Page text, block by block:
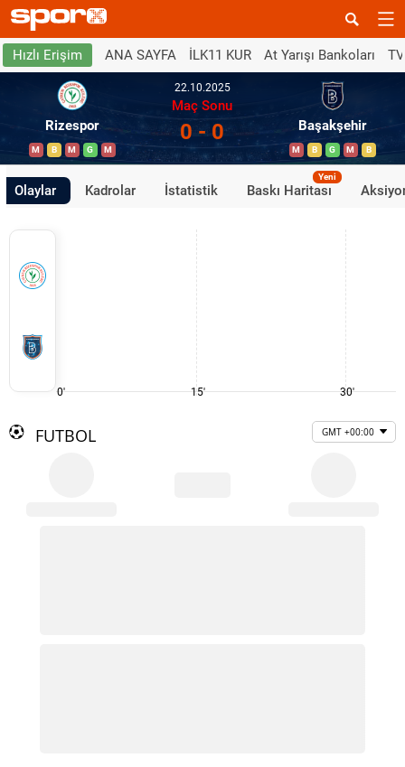
Hızlı Erişim ANA SAYFA İLK11 KUR At Yarışı Bankoları
Rizespor
M B M G M
22.10.2025
Maç Sonu
0 - 0 Başakşehir
M B G M B
Olaylar Kadrolar İstatistik Baskı Haritası
Yeni
0' 15' 30'
FUTBOL GMT +00:00